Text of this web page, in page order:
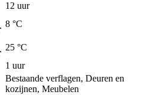
12 uur
8 °C
25 °C
1 uur
Bestaande verflagen, Deuren en
kozijnen, Meubelen